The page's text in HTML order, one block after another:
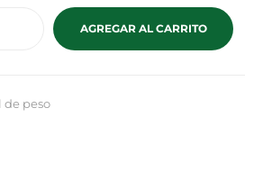
AGREGAR AL CARRITO
de peso